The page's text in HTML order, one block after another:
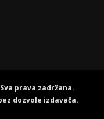
prava zadržana.
dozvole izdavača.